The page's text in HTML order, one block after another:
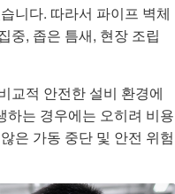
니다. 따라서 파이프 벽체
중, 좁은 틈새, 현장 조립
교적 안전한 설비 환경에
하는 경우에는 오히려 비용
은 가동 중단 및 안전 위험